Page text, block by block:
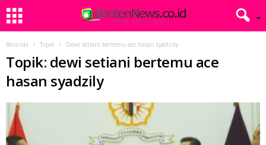
Beranda Topik Dewi setiani bertemu ace hasan syadzily
Topik: dewi setiani bertemu ace
hasan syadzily